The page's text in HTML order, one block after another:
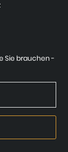
Sie brauchen -